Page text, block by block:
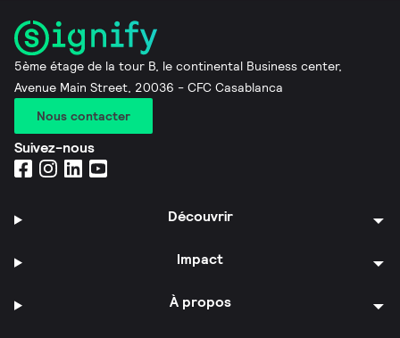
5ème étage de la tour B, le continental Business center,
Avenue Main Street, 20036 - CFC Casablanca
Nous contacter
Suivez-nous
Découvrir
Impact
À propos